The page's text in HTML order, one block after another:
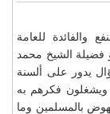
والفائدة للعامة
فضيلة الشيخ محمد
يدور على ألسنة
ويشغلون فكرهم به
بالمسلمين وما